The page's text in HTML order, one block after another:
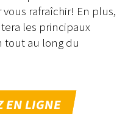
rafraîchir! En plus,
les principaux
tout au long du
EN LIGNE